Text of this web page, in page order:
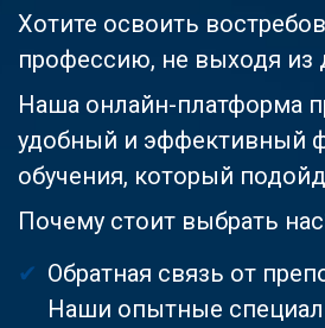
Хотите освоить
профессию, не выходя из
Наша онлайн-платформа
удобный и эффективный
обучения, который
Почему стоит выбрать
Обратная связь от
Наши опытные